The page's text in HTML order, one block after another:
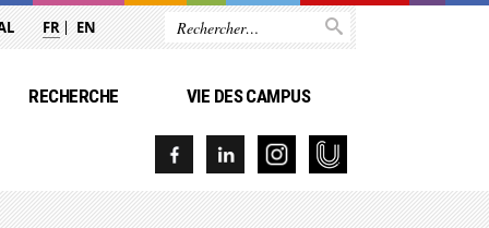
FR EN
RECHERCHE VIE DES CAMPUS